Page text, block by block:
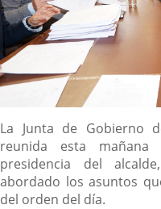
Descripción
La Junta de Gobierno
reunida esta
presidencia del
abordado los asuntos
del orden del día.